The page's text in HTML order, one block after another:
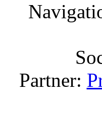
Partner: